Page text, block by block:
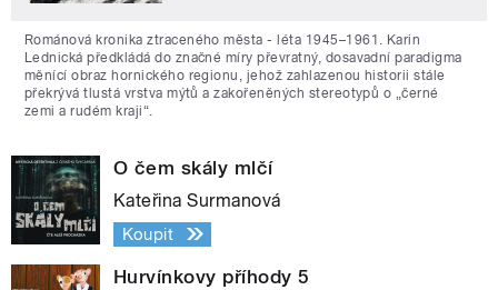
Románová kronika ztraceného města - léta 1945–1961. Karin
Lednická předkládá do značné míry převratný, dosavadní paradigma
měnící obraz hornického regionu, jehož zahlazenou historii stále
překrývá tlustá vrstva mýtů a zakořeněných stereotypů o „černé
zemi a rudém kraji“.
O čem skály mlčí
Kateřina Surmanová
Koupit
Hurvínkovy příhody 5